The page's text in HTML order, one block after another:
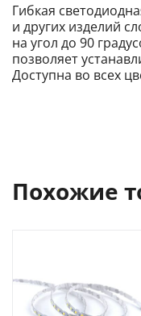
Гибкая
и других изделий
на угол до 90
позволяет
Доступна во всех
Похожие